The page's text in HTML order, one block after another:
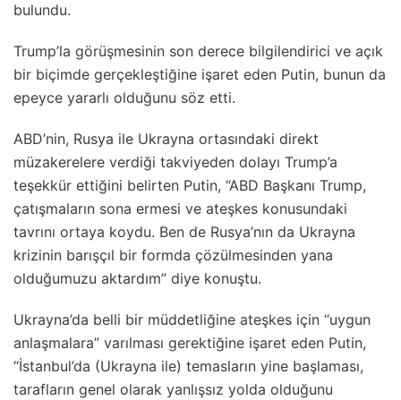
bulundu.
Trump’la görüşmesinin son derece bilgilendirici ve açık
bir biçimde gerçekleştiğine işaret eden Putin, bunun da
epeyce yararlı olduğunu söz etti.
ABD’nin, Rusya ile Ukrayna ortasındaki direkt
müzakerelere verdiği takviyeden dolayı Trump’a
teşekkür ettiğini belirten Putin, “ABD Başkanı Trump,
çatışmaların sona ermesi ve ateşkes konusundaki
tavrını ortaya koydu. Ben de Rusya’nın da Ukrayna
krizinin barışçıl bir formda çözülmesinden yana
olduğumuzu aktardım” diye konuştu.
Ukrayna’da belli bir müddetliğine ateşkes için “uygun
anlaşmalara” varılması gerektiğine işaret eden Putin,
“İstanbul’da (Ukrayna ile) temasların yine başlaması,
tarafların genel olarak yanlışsız yolda olduğunu